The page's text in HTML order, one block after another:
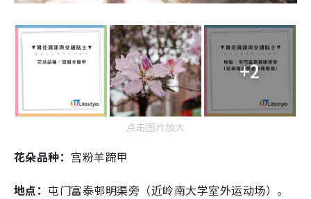
+2
点击图片放大
花朵品种： 宫粉羊蹄甲
地点： 屯门富泰邨明渠旁（近岭南大学室外运动场）。